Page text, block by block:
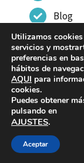
Blog
©
BENITO |
Política
Utilizamos
servicios y
preferencias en
hábitos de
AQUI para
cookies.
Puedes obtener
pulsando en
AJUSTES.
Aceptar